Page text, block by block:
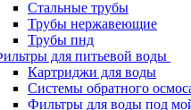
Стальные трубы
Трубы нержавеющие
Трубы пнд
для питьевой воды
Картриджи для воды
Системы обратного
Фильтры для воды под